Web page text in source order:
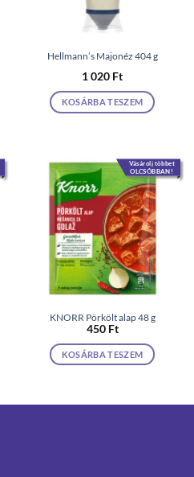
Hellmann’s Majonéz 404 g
1 020 Ft
KOSÁRBA TESZEM
Vásárolj többet
OLCSÓBBAN!
KNORR Pörkölt alap 48 g
450 Ft
KOSÁRBA TESZEM